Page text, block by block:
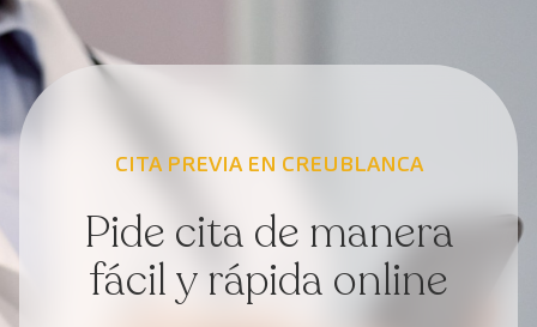
CITA PREVIA EN CREUBLANCA
Pide cita de manera
fácil y rápida online